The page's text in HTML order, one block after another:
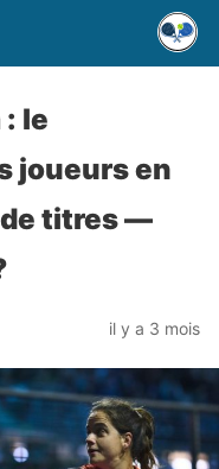
: le
joueurs en
titres —
il y a 3 mois